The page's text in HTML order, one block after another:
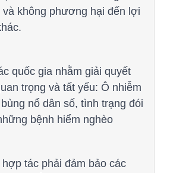
và không phương hại đến lợi
quốc gia nhằm giải quyết
trọng và tất yếu: Ô nhiễm
nổ dân số, tình trạng đói
bệnh hiểm nghèo
tác phải đảm bảo các